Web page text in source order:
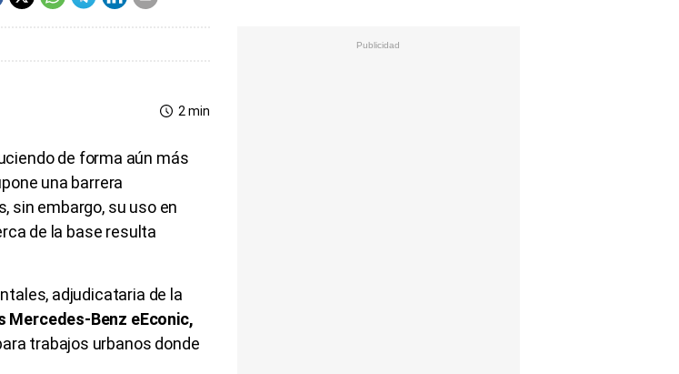
2 min
de forma aún más
una barrera
sin embargo, su uso en
de la base resulta
adjudicataria de la
Mercedes-Benz eEconic,
trabajos urbanos donde